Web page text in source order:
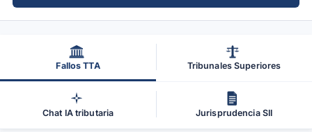
Fallos TTA Tribunales Superiores
Chat IA tributaria Jurisprudencia SII